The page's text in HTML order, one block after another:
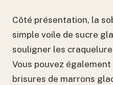
Côté présentation, la
simple voile de sucre
souligner les
Vous pouvez
brisures de marrons